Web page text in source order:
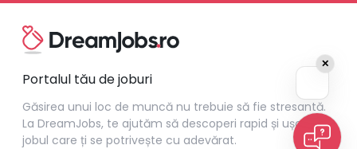
Portalul tău de joburi
Găsirea unui loc de muncă nu trebuie să fie stresantă.
La DreamJobs, te ajutăm să descoperi rapid și ușor
jobul care ți se potrivește cu adevărat.
✕